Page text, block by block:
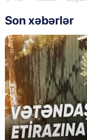
Son xəbərlər